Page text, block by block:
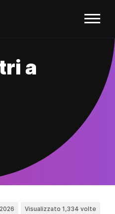
a
Visualizzato 1,334 volte